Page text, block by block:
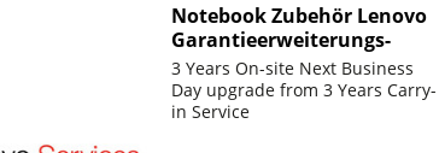
Notebook Zubehör Lenovo
Garantieerweiterungs-
Upgrade 3 Jahre
3 Years On-site Next Business
Day upgrade from 3 Years Carry-
in Service